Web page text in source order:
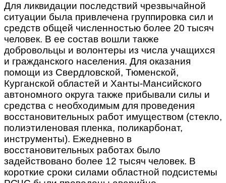
Для ликвидации последствий чрезвычайной
ситуации была привлечена группировка сил и
средств общей численностью более 20 тысяч
человек. В ее состав вошли также
добровольцы и волонтеры из числа учащихся
и гражданского населения. Для оказания
помощи из Свердловской, Тюменской,
Курганской областей и Ханты-Мансийского
автономного округа также прибывали силы и
средства с необходимым для проведения
восстановительных работ имуществом (стекло,
полиэтиленовая пленка, поликарбонат,
инструменты). Ежедневно в
восстановительных работах было
задействовано более 12 тысяч человек. В
короткие сроки силами областной подсистемы